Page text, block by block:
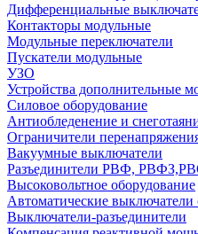
Дифференциальные
Контакторы модульные
Модульные переключатели
Пускатели модульные
УЗО
Устройства дополнительные
Силовое оборудование
Антиобледенение и
Ограничители
Вакуумные выключатели
Разъединители РВФ,
Высоковольтное оборудование
Автоматические выключатели
Выключатели-разъединители